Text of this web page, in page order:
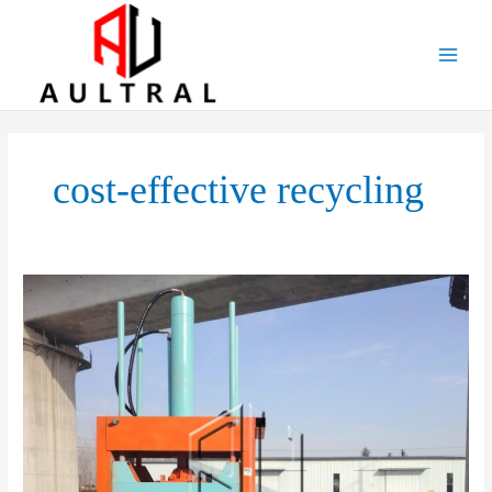
cost-effective recycling
and
Market
Prospects
Balers